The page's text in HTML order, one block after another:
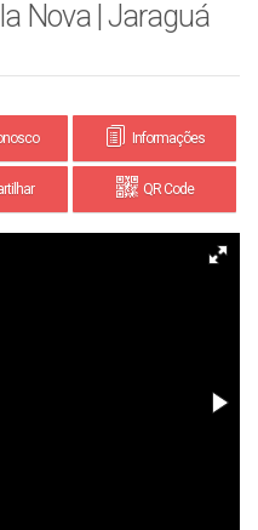
Nova | Jaraguá
Informações
QR Code